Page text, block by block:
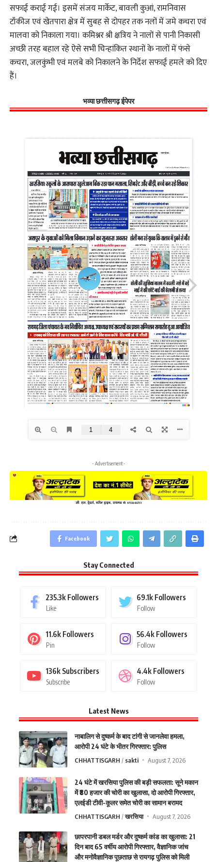
सफाई कराई गई। इसमें संजय मार्केट, बावली कुआं, रामनिवास
टॉकीज एवं खेतपारा क्षेत्र में सुबह से दोपहर तक नलों में जमे कचरा एवं
मालवा को निकाला गया। कमिश्नर श्री क्षत्रिय ने नालों से पानी निकासी
अच्छी तरह बहाल रहे ऐसे सभी चिन्हांकित स्थानों के नालों में फंसे
कचरा, जलकुंभी एवं मलबे को निकालने के निर्देश सफाई हमले को दिए
हैं।
भव्या छत्तीसगढ़ ईपेपर
- Advertisement -
Facebook
Stay Connected
235.3k Followers
Like
69.1k Followers
Follow
11.6k Followers
Pin
56.4k Followers
Follow
136k Subscribers
Subscribe
4.4k Followers
Follow
Latest News
नाबालिग से दुष्कर्म के बाद टांगी से जानलेवा हमला,
आरोपी 24 घंटे के भीतर गिरफ्तार: पुलिस
CHHATTISGARH sakti August 7, 2026
24 घंटे में खरसिया पुलिस की बड़ी सफलता: सूने मकान
में ₹80 हजार की चोरी का खुलासा, दो आरोपी गिरफ्तार,
एलईडी टीवी-कूलर समेत चोरी का सामान बरामद
CHHATTISGARH खरसिया August 7, 2026
छापरपानी डबल मर्डर और दुष्कर्म कांड का खुलासा: 21
दिन बाद 65 वर्षीय आरोपी गिरफ्तार, वैज्ञानिक जांच
और मनोवैज्ञानिक पूछताछ से रायगढ़ पुलिस को मिली